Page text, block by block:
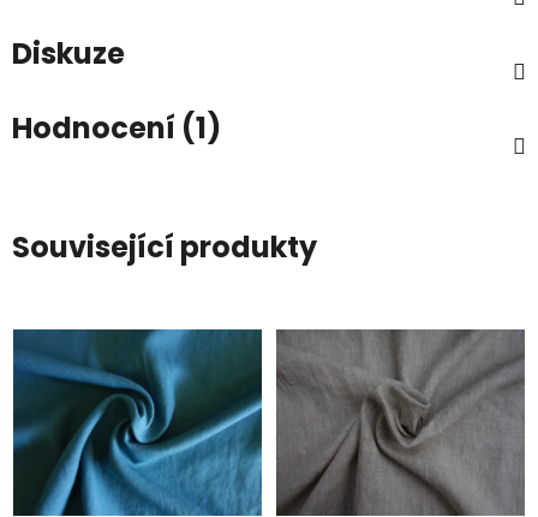
Diskuze
Hodnocení (1)
Související produkty